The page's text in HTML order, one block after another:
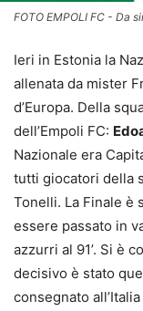
FOTO EMPOLI FC - Da
Ieri in Estonia la
allenata da mister
d’Europa. Della
dell’Empoli FC:
Nazionale era
tutti giocatori della
Tonelli. La Finale è
essere passato in
azzurri al 91’. Si è
decisivo è stato
consegnato